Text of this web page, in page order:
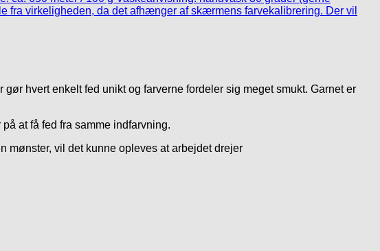
hvert enkelt fed unikt og farverne fordeler sig meget smukt. Garnet er
at få fed fra samme indfarvning.
mønster, vil det kunne opleves at arbejdet drejer